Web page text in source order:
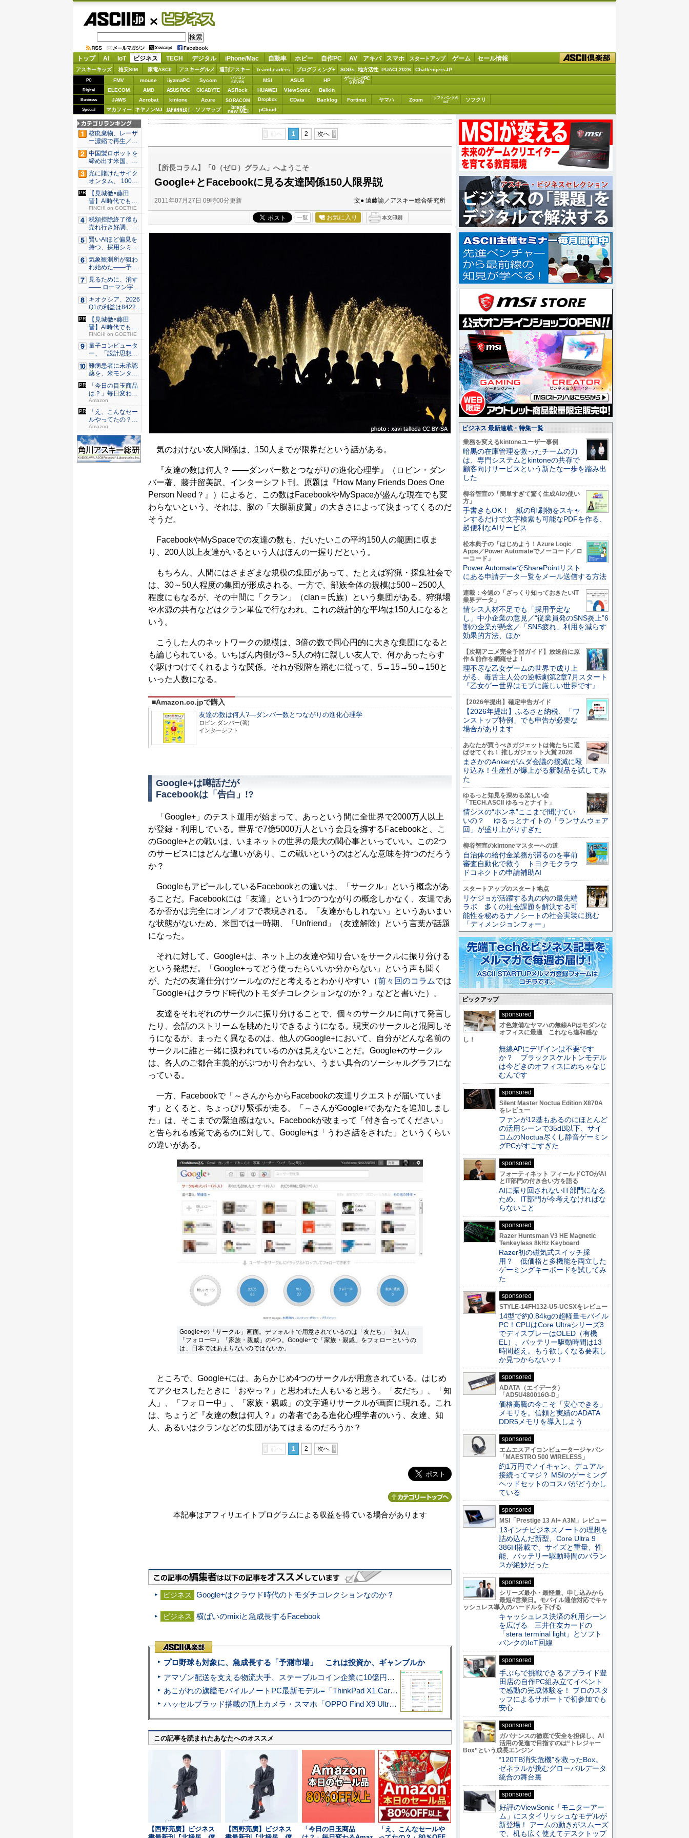
ビジネス
トップ AI IoT ビジネス TECH デジタル iPhone/Mac 自動車 ホビー 自作PC AV アキバ スマホ スタートアップ ゲーム セール情報
アスキーキッズ 格安SIM 家電ASCII アスキーグルメ 週刊アスキー TeamLeaders プログラミング+ SDGs 地方活性 PUACL2026 ChallengersJP
PC FMV mouse iiyamaPC Sycom
パソコン
SEVEN
MSI ASUS HP ゲーミングPC
STORM
Digital ELECOM AMD ASUS ROG GIGABYTE ASRock HUAWEI ViewSonic Belkin
Business JAWS Acrobat kintone Azure SORACOM Dropbox CData Backlog Fortinet ヤマハ Zoom
ソフトバンクの
IoT
ソフクリ
Special マカフィー キヤノンMJ JAPANNEXT ソフマップ brand
new ME! pCloud
前へ 1 2 次へ
【所長コラム】「0（ゼロ）グラム」へようこそ
Google+とFacebookに見る友達関係150人限界説
2011年07月27日 09時00分更新 文● 遠藤諭／アスキー総合研究所
一覧 お気に入り
気のおけない友人関係は、150人までが限界だという話がある。
『友達の数は何人？ ――ダンバー数とつながりの進化心理学』（ロビン・ダン
バー著、藤井留美訳、インターシフト刊。原題は『How Many Friends Does One
Person Need？』）によると、この数はFacebookやMySpaceが盛んな現在でも変
わらないという。それは、脳の「大脳新皮質」の大きさによって決まってくるのだ
そうだ。
FacebookやMySpaceでの友達の数も、だいたいこの平均150人の範囲に収ま
り、200人以上友達がいるという人はほんの一握りだという。
もちろん、人間にはさまざまな規模の集団があって、たとえば狩猟・採集社会で
は、30～50人程度の集団が形成される。一方で、部族全体の規模は500～2500人
程度にもなるが、その中間に「クラン」（clan＝氏族）という集団がある。狩猟場
や水源の共有などはクラン単位で行なわれ、これの統計的な平均は150人になると
いう。
こうした人のネットワークの規模は、3倍の数で同心円的に大きな集団になると
も論じられている。いちばん内側が3～5人の特に親しい友人で、何かあったらす
ぐ駆けつけてくれるような関係。それが段階を踏むに従って、5→15→50→150と
いった人数になる。
■Amazon.co.jpで購入
友達の数は何人?―ダンバー数とつながりの進化心理学
ロビン ダンバー(著)
インターシフト
Google+は噂話だが
Facebookは「告白」!?
「Google+」のテスト運用が始まって、あっという間に全世界で2000万人以上
が登録・利用している。世界で7億5000万人という会員を擁するFacebookと、こ
のGoogle+との戦いは、いまネットの世界の最大の関心事といっていい。この2つ
のサービスにはどんな違いがあり、この戦いというのはどんな意味を持つのだろう
か？
GoogleもアピールしているFacebookとの違いは、「サークル」という概念があ
ることだ。Facebookには「友達」という1つのつながりの概念しかなく、友達であ
るか否かは完全にオン／オフで表現される。「友達かもしれない」というあいまい
な状態がないため、米国では一時期、「Unfriend」（友達解除）という言葉が話題
になった。
それに対して、Google+は、ネット上の友達や知り合いをサークルに振り分ける
という発想だ。「Google+ってどう使ったらいいか分からない」という声も聞く
が、ただの友達仕分けツールなのだと考えるとわかりやすい（前々回のコラムでは
「Google+はクラウド時代のトモダチコレクションなのか？」などと書いた）。
友達をそれぞれのサークルに振り分けることで、個々のサークルに向けて発言し
たり、会話のストリームを眺めたりできるようになる。現実のサークルと混同しそ
うになるが、まったく異なるのは、他人のGoogle+において、自分がどんな名前の
サークルに誰と一緒に扱われているのかは見えないことだ。Google+のサークル
は、各人のご都合主義的がぶつかり合わない、うまい具合のソーシャルグラフにな
っている。
一方、Facebookで「～さんからからFacebookの友達リクエストが届いていま
す」とくると、ちょっぴり緊張が走る。「～さんがGoogle+であなたを追加しまし
た」は、そこまでの緊迫感はない。Facebookが改まって「付き合ってください」
と告られる感覚であるのに対して、Google+は「うわさ話をされた」というくらい
の違いがある。
Google+の「サークル」画面。デフォルトで用意されているのは「友だち」「知人」
「フォロー中」「家族・親戚」の4つ。Google+で「家族・親戚」をフォローというの
は、日本ではあまりないのではないか。
ところで、Google+には、あらかじめ4つのサークルが用意されている。はじめ
てアクセスしたときに「おやっ？」と思われた人もいると思う。「友だち」、「知
人」、「フォロー中」、「家族・親戚」の文字通りサークルが画面に現れる。これ
は、ちょうど『友達の数は何人？』の著者である進化心理学者のいう、友達、知
人、あるいはクランなどの集団があてはまるのだろうか？
前へ 1 2 次へ
本記事はアフィリエイトプログラムによる収益を得ている場合があります
ビジネス Google+はクラウド時代のトモダチコレクションなのか？
ビジネス 横ばいのmixiと急成長するFacebook
プロ野球も対象に、急成長する「予測市場」 これは投資か、ギャンブルか
アマゾン配送を支える物流大手、ステーブルコイン企業に10億円投資のワケ
あこがれの旗艦モバイルノートPC最新モデル=「ThinkPad X1 Carbon Gen 14 Aura Edition」実機レビュー
ハッセルブラッド搭載の頂上カメラ・スマホ「OPPO Find X9 Ultra」実写レビュー=プロが本気で徹底撮影しました!!
この記事を読まれたあなたへのオススメ
【西野亮廣】ビジネス
【西野亮廣】ビジネス
「今日の目玉商品
「え、こんなセールや
核廃棄物、レーザ
ー濃縮で再生／ブ
タ腎臓、...
中国製ロボットを
締め出す米国、そ
の研究は...
光に賭けたサイク
オンタム、 100万
量子...
【見城徹×藤田
晋】AI時代でも変
わらない...
FINCHI on GOETHE
税額控除終了後も
売れ行き好調、米
国ヒート...
賢いAIほど偏見を
持つ、採用シミュ
レーシ...
気象観測所が狙わ
れ始めた——予測
市場とA...
見るために、消す
—— ローマン宇宙
望遠鏡...
キオクシア、2026
Q1の利益は8422...
【見城徹×藤田
晋】AI時代でも変
わらない...
FINCHI on GOETHE
量子コンピュータ
ー、「設計思想」
を問う段...
難病患者に未承認
薬を、米モンタナ
州「試す...
「今日の目玉商品
は？」毎日変わる
Amaz...
Amazon
「え、こんなセー
ルやってたの？」
80％O...
Amazon
ビジネス 最新連載・特集一覧
業務を変えるkintoneユーザー事例
暗黒の在庫管理を救ったチームの力
は、専門システムとkintoneの共存で
顧客向けサービスという新たな一歩を踏み出
した
柳谷智宣の「簡単すぎて驚く生成AIの使い
方」
手書きもOK！ 紙の印刷物をスキャ
ンするだけで文字検索も可能なPDFを作る、
超便利なAIサービス
松本典子の「はじめよう！Azure Logic
Apps／Power Automateでノーコード／ロ
ーコード」
Power AutomateでSharePointリスト
にある申請データ一覧をメール送信する方法
連載：今週の「ざっくり知っておきたいIT
業界データ」
情シス人材不足でも「採用予定な
し」中小企業の意見／“従業員発のSNS炎上”6
割の企業が懸念／「SNS疲れ」利用を減らす
効果的方法、ほか
【次期アニメ完全予習ガイド】放送前に原
作＆前作を網羅せよ！
理不尽な乙女ゲームの世界で成り上
がる、毒舌主人公の逆転劇第2章7月スタート
『乙女ゲー世界はモブに厳しい世界です』
【2026年提出】確定申告ガイド
【2026年提出】ふるさと納税、「ワ
ンストップ特例」でも申告が必要な
場合があります
あなたが買うべきガジェットは俺たちに選
ばせてくれ！ 推しガジェット大賞 2026
まさかのAnkerがムダ会議の撲滅に殴
り込み！生産性が爆上がる新製品を試してみ
た
ゆるっと知見を深める楽しい会
「TECH.ASCII ゆるっとナイト」
情シスの“ホンネ”ここまで聞けてい
いの？ ゆるっとナイトの「ランサムウェア
回」が盛り上がりすぎた
柳谷智宣のkintoneマスターへの道
自治体の給付金業務が滞るのを事前
審査自動化で救う トヨクモクラウ
ドコネクトの申請補助AI
スタートアップのスタート地点
リケジョが活躍する丸の内の最先端
ラボ 多くの社会課題を解決する可
能性を秘めるナノシートの社会実装に挑む
「ディメンジョンフォー」
ピックアップ
sponsored
才色兼備なヤマハの無線APはモダンな
オフィスに最適 これなら違和感な
し！
無線APにデザインは不要です
か？ ブラックスケルトンモデル
は今どきのオフィスにめちゃなじ
むんです
sponsored
Silent Master Noctua Edition X870A
をレビュー
ファンが12基もあるのにほとんど
の活用シーンで35dB以下、サイ
コムのNoctua尽くし静音ゲーミン
グPCがすごすぎた
sponsored
フォーティネット フィールドCTOがAI
とIT部門の付き合い方を語る
AIに振り回されないIT部門になる
ため、IT部門が今考えなければな
らないこと
sponsored
Razer Huntsman V3 HE Magnetic
Tenkeyless 8kHz Keyboard
Razer初の磁気式スイッチ採
用？ 低価格と多機能を両立した
ゲーミングキーボードを試してみ
た
sponsored
STYLE-14FH132-U5-UCSXをレビュー
14型で約0.84kgの超軽量モバイル
PC！CPUはCore Ultraシリーズ3
でディスプレーはOLED（有機
EL）、バッテリー駆動時間は13
時間超え。もう欲しくなる要素し
か見つからないッ！
sponsored
ADATA（エイデータ）
「AD5U480016G-D」
価格高騰の今こそ「安心できる」
メモリを。信頼と実績のADATA
DDR5メモリを導入しよう
sponsored
エムエスアイコンピュータージャパン
「MAESTRO 500 WIRELESS」
約1万円でノイキャン、デュアル
接続ってマジ？ MSIのゲーミング
ヘッドセットのコスパがどうかし
ている
sponsored
MSI「Prestige 13 AI+ A3M」レビュー
13インチビジネスノートの理想を
詰め込んだ新型、Core Ultra 9
386H搭載で、サイズと重量、性
能、バッテリー駆動時間のバラン
スが絶妙だった
sponsored
シリーズ最小・最軽量、申し込みから
最短4営業日。モバイル通信対応でキャ
ッシュレス導入のハードルを下げる
キャッシュレス決済の利用シーン
を広げる 三井住友カードの
「stera terminal light」とソフト
バンクのIoT回線
sponsored
手ぶらで挑戦できるアプライド豊
田店の自作PC組み立てイベント
で感動の完成体験を！ プロのスタ
ッフによるサポートで初参加でも
安心
sponsored
ガバナンスの徹底で安全を担保し、AI
活用の促進で目指すのは“トレジャー
Box”という成長エンジン
“120TB消失危機”を救ったBox。
ゼネラルが挑むグローバルデータ
統合の舞台裏
sponsored
好評のViewSonic「モニターアー
ム」にスタイリッシュなモデルが
新登場！ アームの動きがスムーズ
で、机も広く使えてデスクトップ